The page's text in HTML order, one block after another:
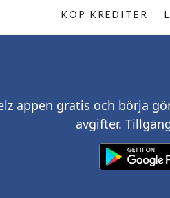
KÖP KREDITER
appen gratis och börja
avgifter.